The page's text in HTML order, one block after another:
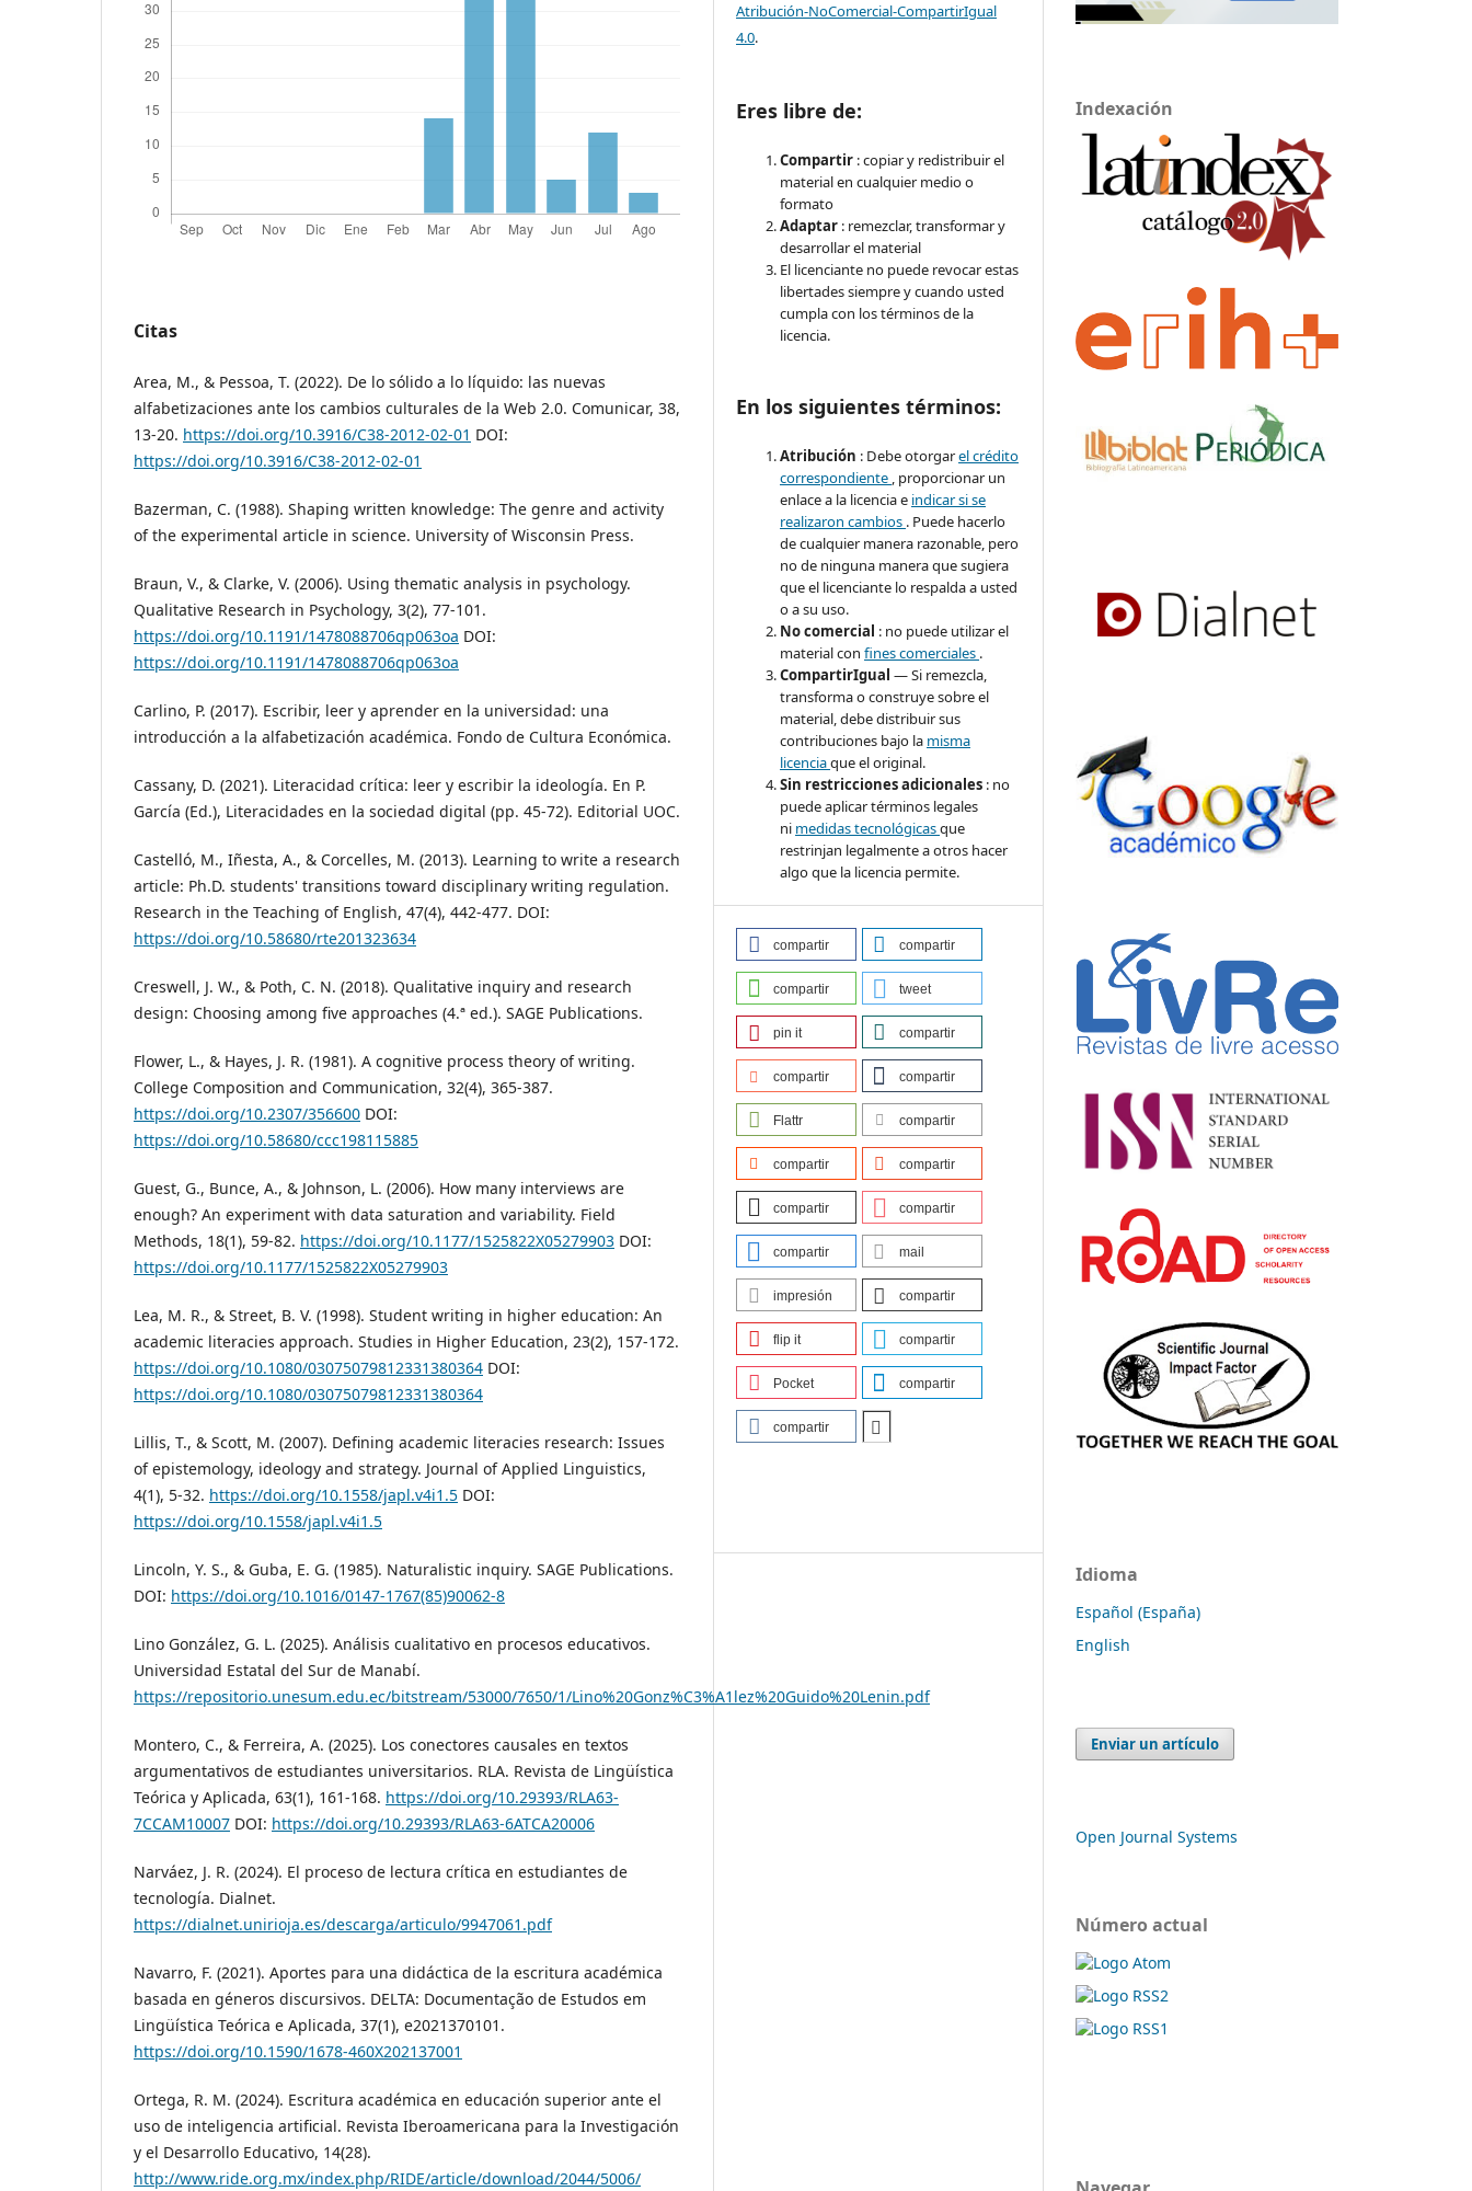
Citas
Area, M., & Pessoa, T. (2022). De lo sólido a lo líquido: las nuevas
alfabetizaciones ante los cambios culturales de la Web 2.0. Comunicar, 38,
13-20. https://doi.org/10.3916/C38-2012-02-01 DOI:
https://doi.org/10.3916/C38-2012-02-01
Bazerman, C. (1988). Shaping written knowledge: The genre and activity
of the experimental article in science. University of Wisconsin Press.
Braun, V., & Clarke, V. (2006). Using thematic analysis in psychology.
Qualitative Research in Psychology, 3(2), 77-101.
https://doi.org/10.1191/1478088706qp063oa DOI:
https://doi.org/10.1191/1478088706qp063oa
Carlino, P. (2017). Escribir, leer y aprender en la universidad: una
introducción a la alfabetización académica. Fondo de Cultura Económica.
Cassany, D. (2021). Literacidad crítica: leer y escribir la ideología. En P.
García (Ed.), Literacidades en la sociedad digital (pp. 45-72). Editorial UOC.
Castelló, M., Iñesta, A., & Corcelles, M. (2013). Learning to write a research
article: Ph.D. students' transitions toward disciplinary writing regulation.
Research in the Teaching of English, 47(4), 442-477. DOI:
https://doi.org/10.58680/rte201323634
Creswell, J. W., & Poth, C. N. (2018). Qualitative inquiry and research
design: Choosing among five approaches (4.ª ed.). SAGE Publications.
Flower, L., & Hayes, J. R. (1981). A cognitive process theory of writing.
College Composition and Communication, 32(4), 365-387.
https://doi.org/10.2307/356600 DOI:
https://doi.org/10.58680/ccc198115885
Guest, G., Bunce, A., & Johnson, L. (2006). How many interviews are
enough? An experiment with data saturation and variability. Field
Methods, 18(1), 59-82. https://doi.org/10.1177/1525822X05279903 DOI:
https://doi.org/10.1177/1525822X05279903
Lea, M. R., & Street, B. V. (1998). Student writing in higher education: An
academic literacies approach. Studies in Higher Education, 23(2), 157-172.
https://doi.org/10.1080/03075079812331380364 DOI:
https://doi.org/10.1080/03075079812331380364
Lillis, T., & Scott, M. (2007). Defining academic literacies research: Issues
of epistemology, ideology and strategy. Journal of Applied Linguistics,
4(1), 5-32. https://doi.org/10.1558/japl.v4i1.5 DOI:
https://doi.org/10.1558/japl.v4i1.5
Lincoln, Y. S., & Guba, E. G. (1985). Naturalistic inquiry. SAGE Publications.
DOI: https://doi.org/10.1016/0147-1767(85)90062-8
Lino González, G. L. (2025). Análisis cualitativo en procesos educativos.
Universidad Estatal del Sur de Manabí.
https://repositorio.unesum.edu.ec/bitstream/53000/7650/1/Lino%20Gonz%C3%A1lez%20Guido%20Lenin.pdf
Montero, C., & Ferreira, A. (2025). Los conectores causales en textos
argumentativos de estudiantes universitarios. RLA. Revista de Lingüística
Teórica y Aplicada, 63(1), 161-168. https://doi.org/10.29393/RLA63-
7CCAM10007 DOI: https://doi.org/10.29393/RLA63-6ATCA20006
Narváez, J. R. (2024). El proceso de lectura crítica en estudiantes de
tecnología. Dialnet.
https://dialnet.unirioja.es/descarga/articulo/9947061.pdf
Navarro, F. (2021). Aportes para una didáctica de la escritura académica
basada en géneros discursivos. DELTA: Documentação de Estudos em
Lingüística Teórica e Aplicada, 37(1), e2021370101.
https://doi.org/10.1590/1678-460X202137001
Ortega, R. M. (2024). Escritura académica en educación superior ante el
uso de inteligencia artificial. Revista Iberoamericana para la Investigación
y el Desarrollo Educativo, 14(28).
http://www.ride.org.mx/index.php/RIDE/article/download/2044/5006/
Atribución-NoComercial-CompartirIgual
4.0.
Eres libre de:
Compartir : copiar y redistribuir el
material en cualquier medio o
formato
Adaptar : remezclar, transformar y
desarrollar el material
El licenciante no puede revocar estas
libertades siempre y cuando usted
cumpla con los términos de la
licencia.
En los siguientes términos:
Atribución : Debe otorgarel crédito
correspondiente , proporcionar un
enlace a la licencia e indicar si se
realizaron cambios . Puede hacerlo
de cualquier manera razonable, pero
no de ninguna manera que sugiera
que el licenciante lo respalda a usted
o a su uso.
No comercial : no puede utilizar el
material confines comerciales .
CompartirIgual— Si remezcla,
transforma o construye sobre el
material, debe distribuir sus
contribuciones bajo la misma
licenciaque el original.
Sin restricciones adicionales : no
puede aplicar términos legales
ni medidas tecnológicasque
restrinjan legalmente a otros hacer
algo que la licencia permite.
compartir compartir
compartir tweet
pin it compartir
compartir compartir
Flattr compartir
compartir compartir
compartir compartir
compartir mail
impresión compartir
flip it compartir
Pocket compartir
compartir
Indexación
Idioma
Español (España)
English
Enviar un artículo
Open Journal Systems
Número actual